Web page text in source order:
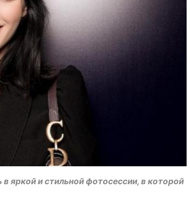
яркой и стильной фотосессии, в которой